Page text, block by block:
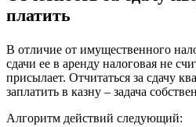
платить
В отличие от имущественного
сдачи ее в аренду налоговая не
присылает. Отчитаться за сдачу
заплатить в казну – задача
Алгоритм действий следующий: